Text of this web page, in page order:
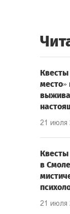
21 июля
в
21 июля